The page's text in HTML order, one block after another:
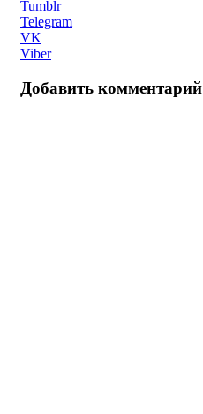
Tumblr
Telegram
VK
Viber
Добавить комментарий